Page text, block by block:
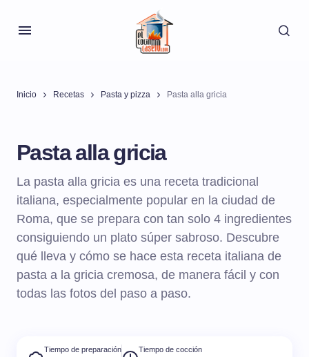
Inicio Recetas Pasta y pizza Pasta alla gricia
Pasta alla gricia
La pasta alla gricia es una receta tradicional
italiana, especialmente popular en la ciudad de
Roma, que se prepara con tan solo 4 ingredientes
consiguiendo un plato súper sabroso. Descubre
qué lleva y cómo se hace esta receta italiana de
pasta a la gricia cremosa, de manera fácil y con
todas las fotos del paso a paso.
Tiempo de preparación Tiempo de cocción